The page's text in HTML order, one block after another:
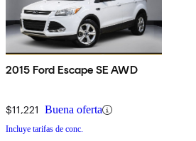
2015 Ford Escape SE AWD
$11,221 Buena oferta
Incluye tarifas de conc.